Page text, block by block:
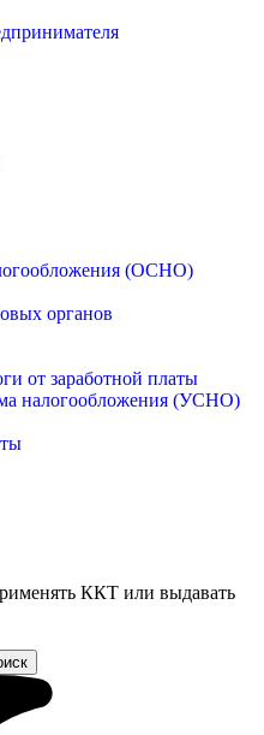
(ОСНО)
органов
от заработной платы
налогообложения (УСНО)
ККТ или выдавать